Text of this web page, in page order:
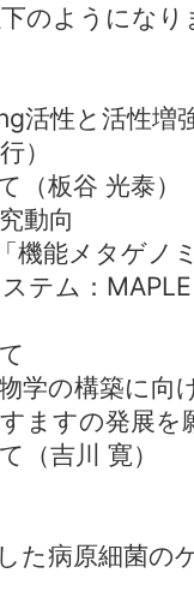
のようになり
活性と活性増
）
（板谷 光泰）
動向
機能メタゲノ
テム：
学の構築に向
ますの発展を
（吉川 寛）
病原細菌の